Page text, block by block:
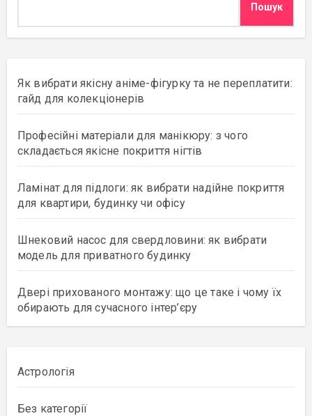
Пошук
Як вибрати якісну аніме-фігурку та не переплатити:
гайд для колекціонерів
Професійні матеріали для манікюру: з чого
складається якісне покриття нігтів
Ламінат для підлоги: як вибрати надійне покриття
для квартири, будинку чи офісу
Шнековий насос для свердловини: як вибрати
модель для приватного будинку
Двері прихованого монтажу: що це таке і чому їх
обирають для сучасного інтер’єру
Астрологія
Без категорії